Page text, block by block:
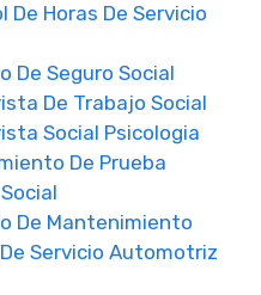
De Horas De Servicio
De Seguro Social
De Trabajo Social
Social Psicologia
De Prueba
De Mantenimiento
Servicio Automotriz